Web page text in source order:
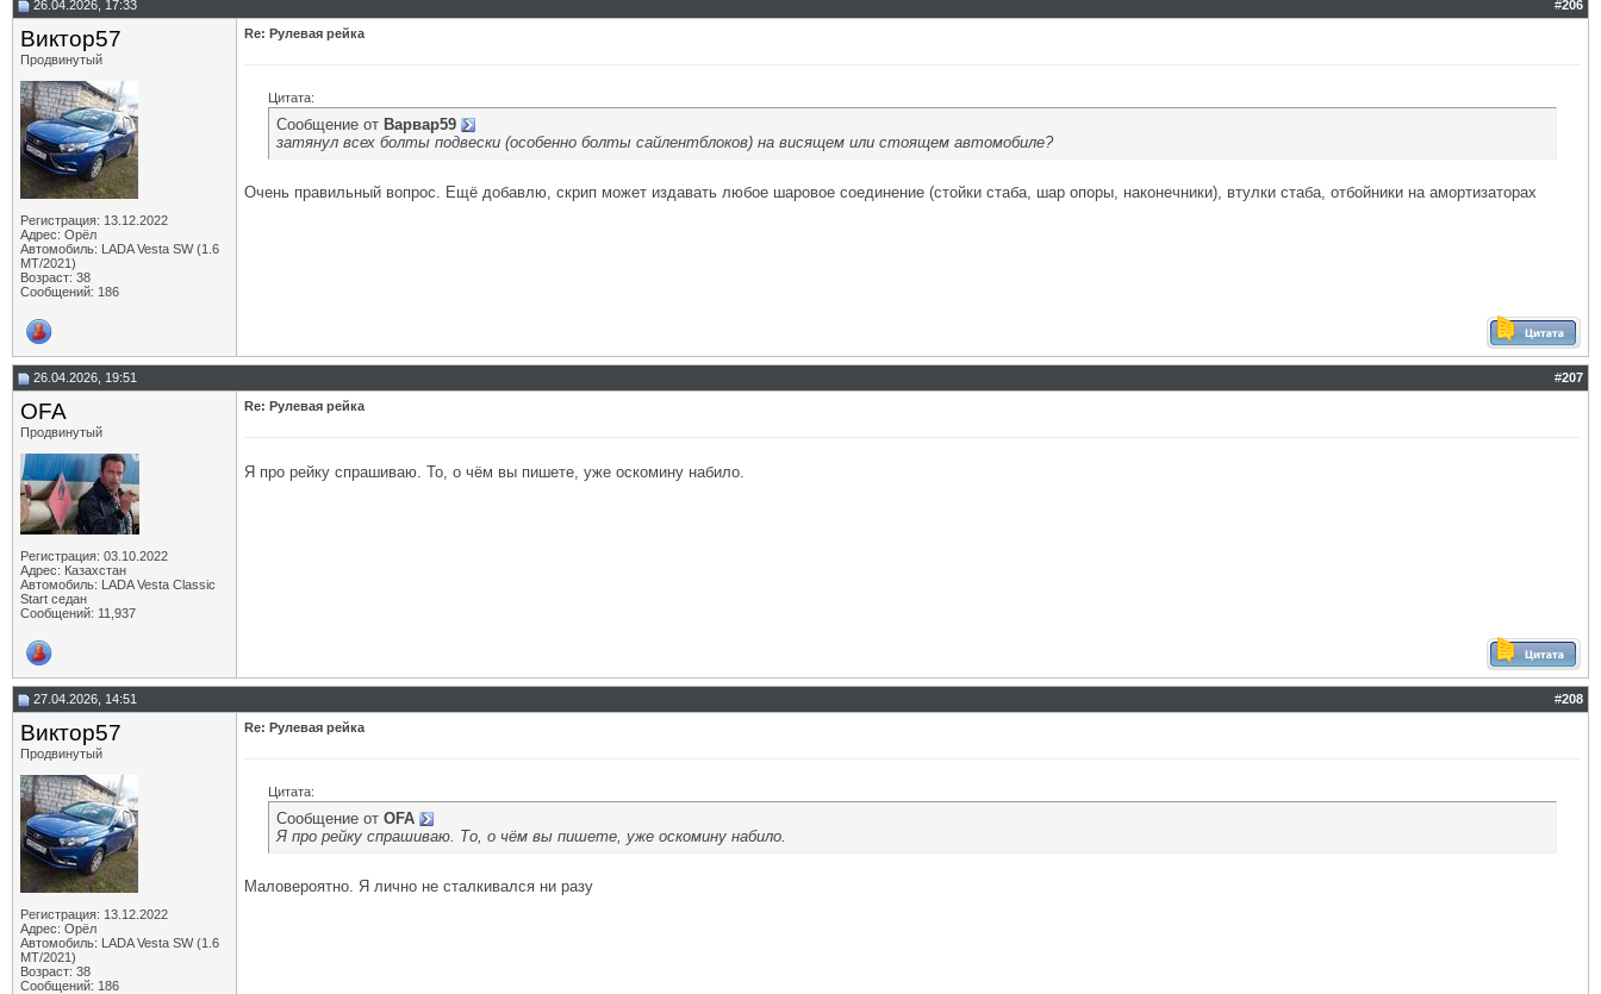
26.04.2026, 17:33 #206
Виктор57
Продвинутый
Регистрация: 13.12.2022
Адрес: Орёл
Автомобиль: LADA Vesta SW (1.6
МТ/2021)
Возраст: 38
Сообщений: 186
Re: Рулевая рейка
Цитата:
Сообщение от Варвар59
затянул всех болты подвески (особенно болты сайлентблоков) на висящем или стоящем автомобиле?
Очень правильный вопрос. Ещё добавлю, скрип может издавать любое шаровое соединение (стойки стаба, шар опоры, наконечники), втулки стаба, отбойники на амортизаторах
26.04.2026, 19:51 #207
OFA
Продвинутый
Регистрация: 03.10.2022
Адрес: Казахстан
Автомобиль: LADA Vesta Classic
Start седан
Сообщений: 11,937
Re: Рулевая рейка
Я про рейку спрашиваю. То, о чём вы пишете, уже оскомину набило.
27.04.2026, 14:51 #208
Виктор57
Продвинутый
Регистрация: 13.12.2022
Адрес: Орёл
Автомобиль: LADA Vesta SW (1.6
МТ/2021)
Возраст: 38
Сообщений: 186
Re: Рулевая рейка
Цитата:
Сообщение от OFA
Я про рейку спрашиваю. То, о чём вы пишете, уже оскомину набило.
Маловероятно. Я лично не сталкивался ни разу